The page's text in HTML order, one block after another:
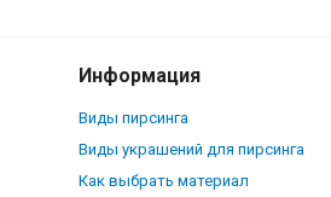
Информация
Виды пирсинга
Виды украшений для пирсинга
Как выбрать материал